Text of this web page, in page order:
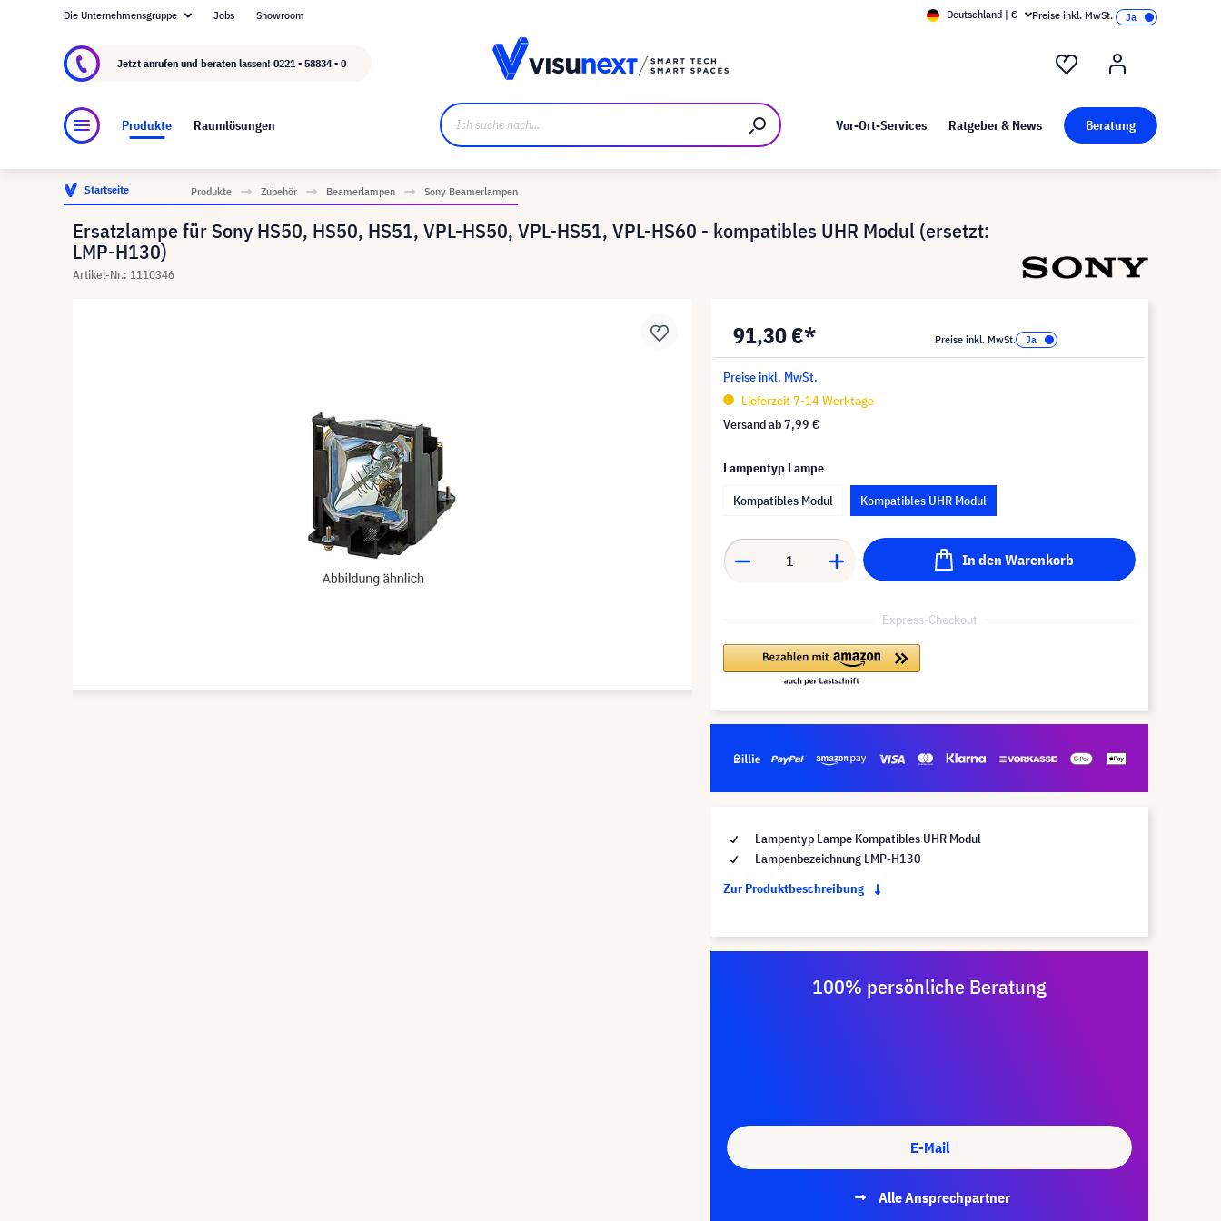
Über visunext.de Kunst bei visunext
Die Unternehmensgruppe Jobs Showroom Deutschland | € Preise inkl. MwSt.
Jetzt anrufen und beraten lassen! 0221 - 58834 - 0
Produkte Raumlösungen Vor-Ort-Services Ratgeber & News Beratung
Startseite Produkte Zubehör Beamerlampen Sony Beamerlampen
Ersatzlampe für Sony HS50, HS50, HS51, VPL-HS50, VPL-HS51, VPL-HS60 - kompatibles UHR Modul (ersetzt:
LMP-H130)
Artikel-Nr.: 1110346
91,30 €* Preise inkl. MwSt.
Preise inkl. MwSt.
Lieferzeit 7-14 Werktage
Versand ab7,99 €
Lampentyp Lampe
Kompatibles Modul
Kompatibles UHR Modul
In den Warenkorb
Express-Checkout
Lampentyp Lampe Kompatibles UHR Modul
Lampenbezeichnung LMP-H130
Zur Produktbeschreibung
100% persönliche Beratung
E-Mail
Alle Ansprechpartner